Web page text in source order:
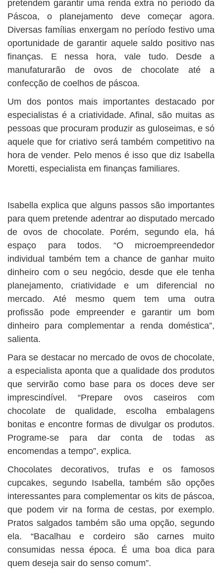
pretendem garantir uma renda extra no período da
Páscoa, o planejamento deve começar agora.
Diversas famílias enxergam no período festivo uma
oportunidade de garantir aquele saldo positivo nas
finanças. E nessa hora, vale tudo. Desde a
manufaturarão de ovos de chocolate até a
confecção de coelhos de páscoa.
Um dos pontos mais importantes destacado por
especialistas é a criatividade. Afinal, são muitas as
pessoas que procuram produzir as guloseimas, e só
aquele que for criativo será também competitivo na
hora de vender. Pelo menos é isso que diz Isabella
Moretti, especialista em finanças familiares.
Isabella explica que alguns passos são importantes
para quem pretende adentrar ao disputado mercado
de ovos de chocolate. Porém, segundo ela, há
espaço para todos. “O microempreendedor
individual também tem a chance de ganhar muito
dinheiro com o seu negócio, desde que ele tenha
planejamento, criatividade e um diferencial no
mercado. Até mesmo quem tem uma outra
profissão pode empreender e garantir um bom
dinheiro para complementar a renda doméstica”,
salienta.
Para se destacar no mercado de ovos de chocolate,
a especialista aponta que a qualidade dos produtos
que servirão como base para os doces deve ser
imprescindível. “Prepare ovos caseiros com
chocolate de qualidade, escolha embalagens
bonitas e encontre formas de divulgar os produtos.
Programe-se para dar conta de todas as
encomendas a tempo”, explica.
Chocolates decorativos, trufas e os famosos
cupcakes, segundo Isabella, também são opções
interessantes para complementar os kits de páscoa,
que podem vir na forma de cestas, por exemplo.
Pratos salgados também são uma opção, segundo
ela. “Bacalhau e cordeiro são carnes muito
consumidas nessa época. É uma boa dica para
quem deseja sair do senso comum”.